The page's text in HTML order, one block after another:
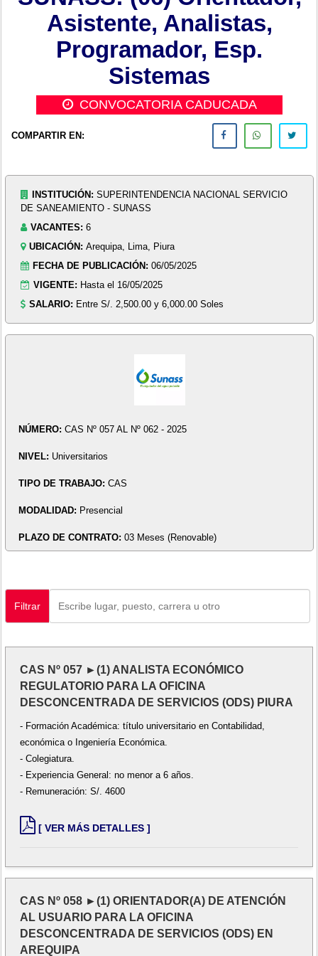
Asistente, Analistas,
Programador, Esp.
Sistemas
CONVOCATORIA CADUCADA
COMPARTIR EN:
INSTITUCIÓN: SUPERINTENDENCIA NACIONAL SERVICIO
DE SANEAMIENTO - SUNASS
VACANTES: 6
UBICACIÓN: Arequipa, Lima, Piura
FECHA DE PUBLICACIÓN: 06/05/2025
VIGENTE: Hasta el 16/05/2025
SALARIO: Entre S/. 2,500.00 y 6,000.00 Soles
NÚMERO: CAS Nº 057 AL Nº 062 - 2025
NIVEL: Universitarios
TIPO DE TRABAJO: CAS
MODALIDAD: Presencial
PLAZO DE CONTRATO: 03 Meses (Renovable)
Filtrar
CAS Nº 057 ►(1) ANALISTA ECONÓMICO
REGULATORIO PARA LA OFICINA
DESCONCENTRADA DE SERVICIOS (ODS) PIURA
- Formación Académica: título universitario en Contabilidad,
económica o Ingeniería Económica.
- Colegiatura.
- Experiencia General: no menor a 6 años.
- Remuneración: S/. 4600
[ VER MÁS DETALLES ]
CAS Nº 058 ►(1) ORIENTADOR(A) DE ATENCIÓN
AL USUARIO PARA LA OFICINA
DESCONCENTRADA DE SERVICIOS (ODS) EN
AREQUIPA